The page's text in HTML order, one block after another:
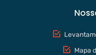
Mapa